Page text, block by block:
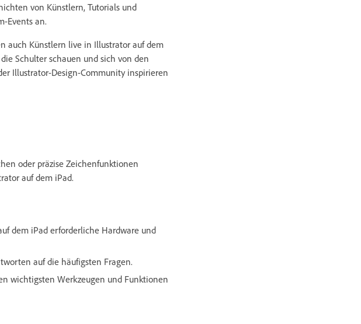
von Künstlern, Tutorials und
Events an.
auch Künstlern live in Illustrator auf dem
Schulter schauen und sich von den
Illustrator-Design-Community inspirieren
oder präzise Zeichenfunktionen
auf dem iPad.
dem iPad erforderliche Hardware und
auf die häufigsten Fragen.
wichtigsten Werkzeugen und Funktionen